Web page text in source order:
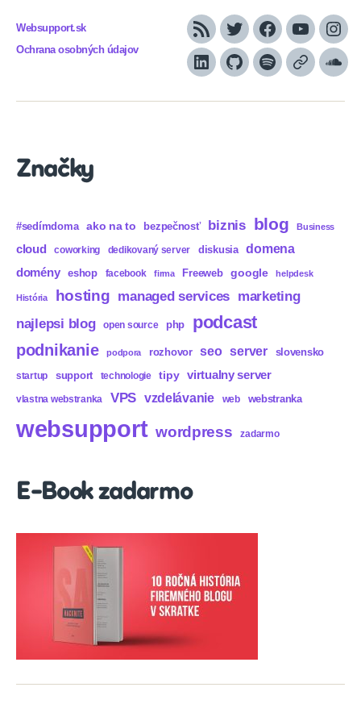
Websupport.sk
Ochrana osobných údajov
RSS TwitterFacebook
YouTube
LinkedInGitHubSpotifyApple
Značky
#sedímdoma ako na to bezpečnosť biznis blog Business
cloud coworking dedikovaný server diskusia domena
domény eshop facebook firma Freeweb google helpdesk
História hosting managed services marketing
najlepsi blog open source php podcast
podnikanie podpora rozhovor seo server slovensko
startup support technologie tipy virtualny server
vlastna webstranka VPS vzdelávanie web webstranka
websupport wordpress zadarmo
E-Book zadarmo